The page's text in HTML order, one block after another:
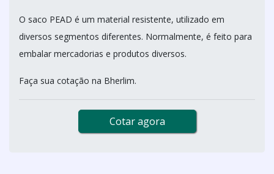
O saco PEAD é um material resistente, utilizado em
diversos segmentos diferentes. Normalmente, é feito para
embalar mercadorias e produtos diversos.
Faça sua cotação na Bherlim.
Cotar agora